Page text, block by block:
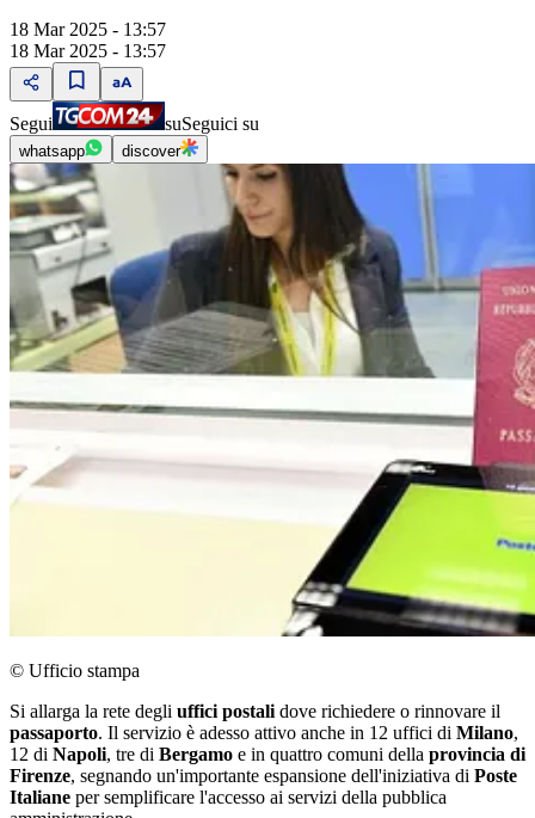
18 Mar 2025 - 13:57
18 Mar 2025 - 13:57
Segui suSeguici su
whatsapp discover
© Ufficio stampa
Si allarga la rete degli uffici postali dove richiedere o rinnovare il
passaporto. Il servizio è adesso attivo anche in 12 uffici di Milano,
12 di Napoli, tre di Bergamo e in quattro comuni della provincia di
Firenze, segnando un'importante espansione dell'iniziativa di Poste
Italiane per semplificare l'accesso ai servizi della pubblica